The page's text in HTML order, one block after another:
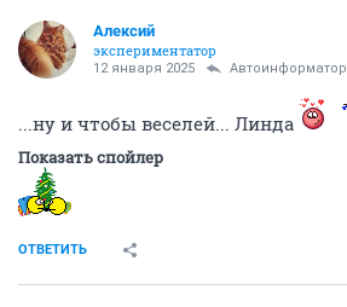
Алексий
экспериментатор
12 января 2025 Автоинформатор
...ну и чтобы веселей... Линда
Показать спойлер
ОТВЕТИТЬ